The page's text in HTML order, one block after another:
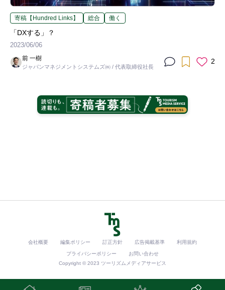
寄稿【Hundred Links】 総合 働く
「DXする」？
2023/06/06
前 一樹
ジャパンマネジメントシステムズ㈱ / 代表取締役社長
2
会社概要 編集ポリシー 訂正方針 広告掲載基準 利用規約
プライバシーポリシー
お問い合わせ
Copyright © 2023 ツーリズムメディアサービス